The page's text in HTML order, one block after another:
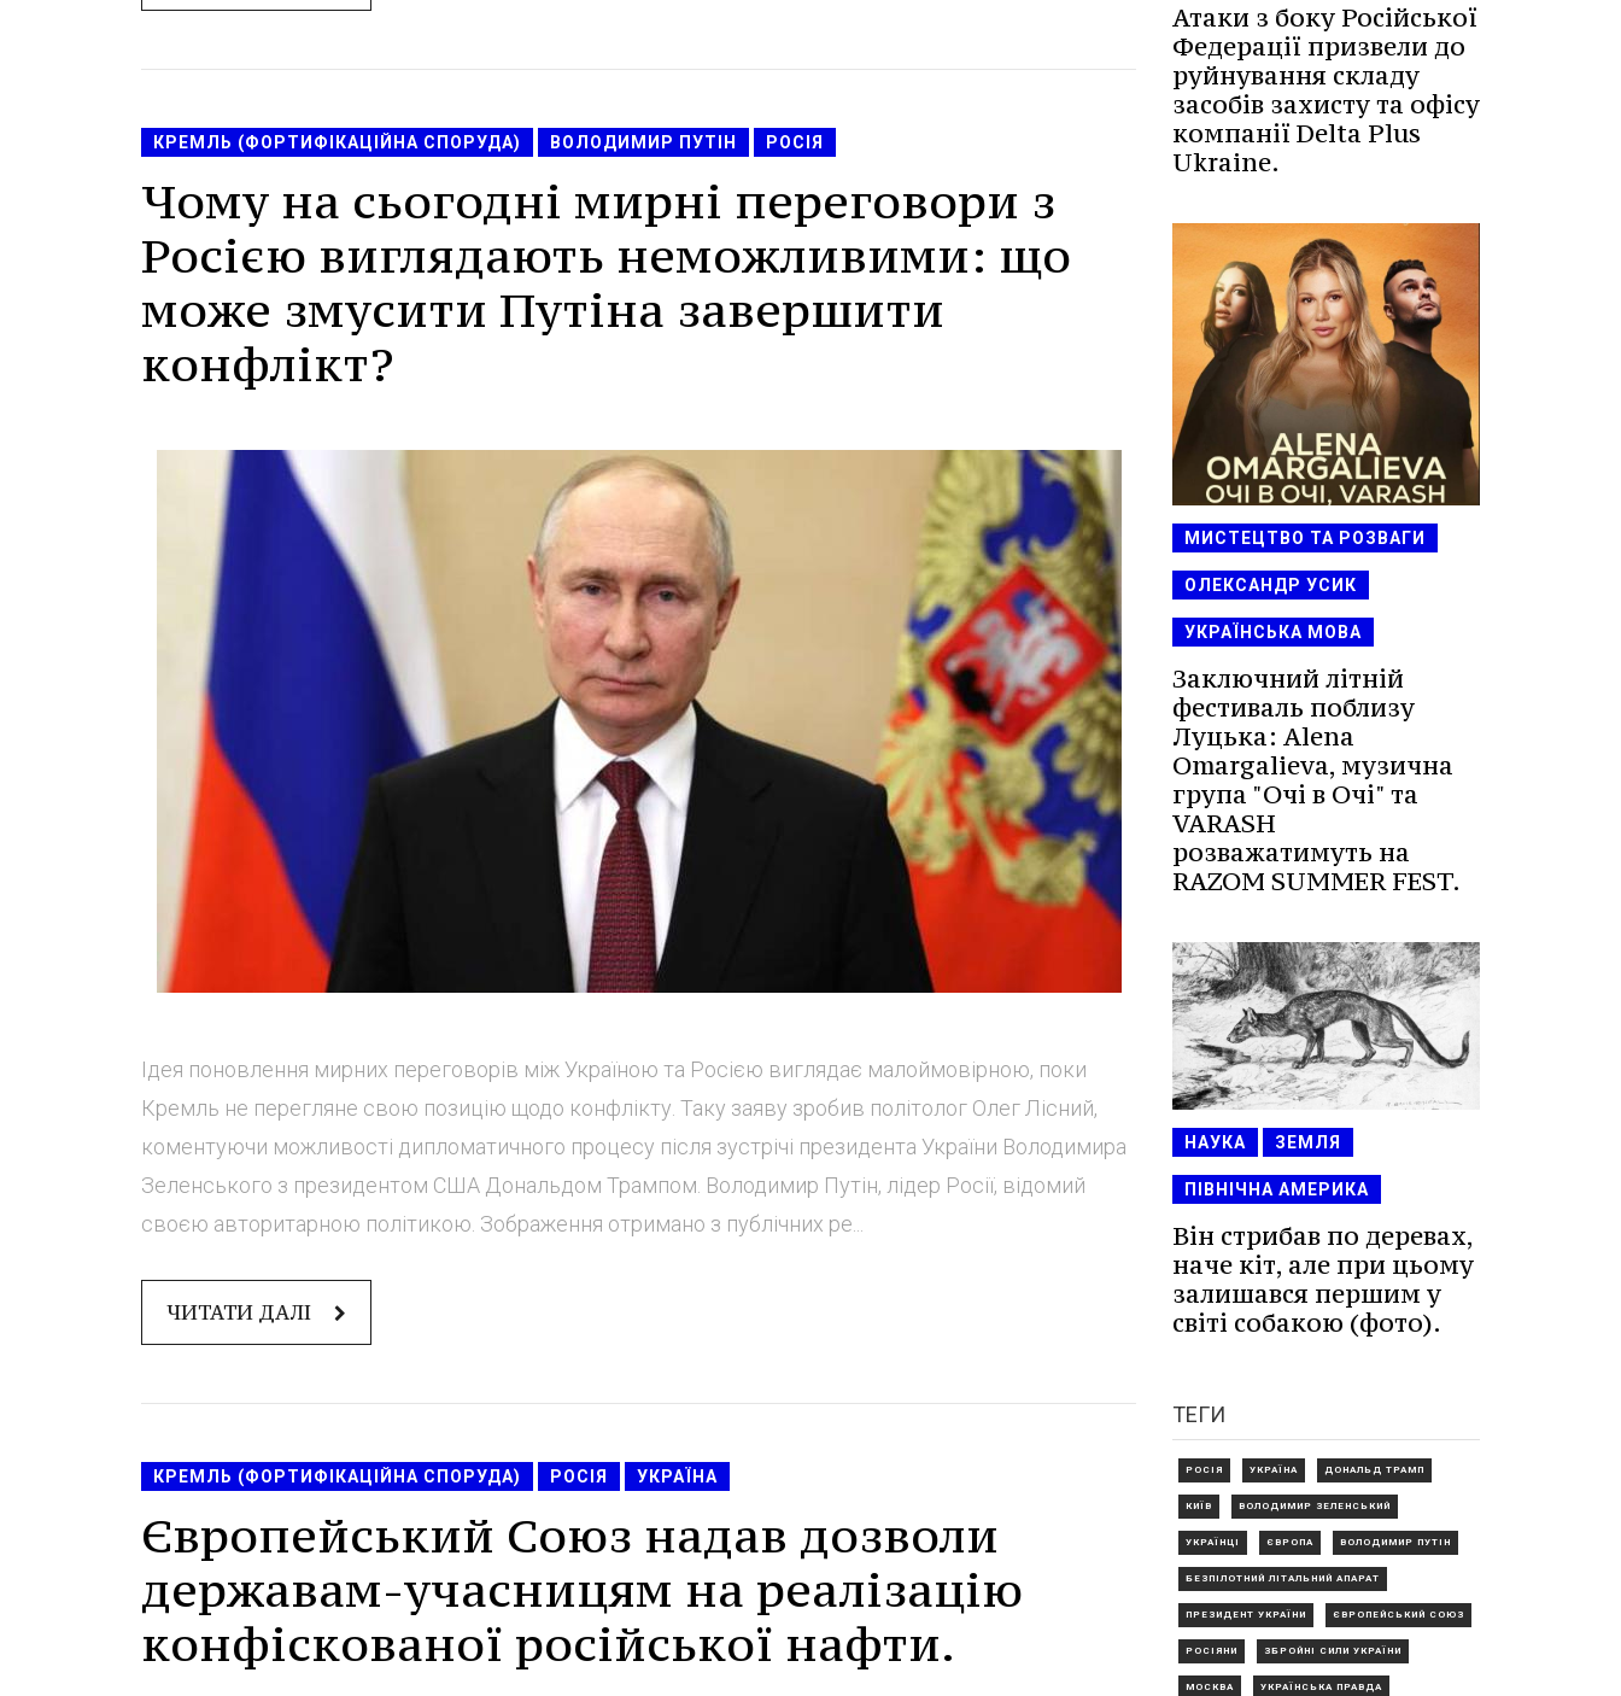
КРЕМЛЬ (ФОРТИФІКАЦІЙНА СПОРУДА) ВОЛОДИМИР ПУТІН РОСІЯ
Чому на сьогодні мирні переговори з
Росією виглядають неможливими: що
може змусити Путіна завершити
конфлікт?
Ідея поновлення мирних переговорів між Україною та Росією виглядає малоймовірною, поки
Кремль не перегляне свою позицію щодо конфлікту. Таку заяву зробив політолог Олег Лісний,
коментуючи можливості дипломатичного процесу після зустрічі президента України Володимира
Зеленського з президентом США Дональдом Трампом. Володимир Путін, лідер Росії, відомий
своєю авторитарною політикою. Зображення отримано з публічних ре...
ЧИТАТИ ДАЛІ
КРЕМЛЬ (ФОРТИФІКАЦІЙНА СПОРУДА) РОСІЯ УКРАЇНА
Європейський Союз надав дозволи
державам-учасницям на реалізацію
конфіскованої російської нафти.
Атаки з боку Російської
Федерації призвели до
руйнування складу
засобів захисту та офісу
компанії Delta Plus
Ukraine.
МИСТЕЦТВО ТА РОЗВАГИ
ОЛЕКСАНДР УСИК
УКРАЇНСЬКА МОВА
Заключний літній
фестиваль поблизу
Луцька: Alena
Omargalieva, музична
група "Очі в Очі" та
VARASH
розважатимуть на
RAZOM SUMMER FEST.
НАУКА ЗЕМЛЯ
ПІВНІЧНА АМЕРИКА
Він стрибав по деревах,
наче кіт, але при цьому
залишався першим у
світі собакою (фото).
ТЕГИ
РОСІЯ УКРАЇНА ДОНАЛЬД ТРАМП
КИЇВ ВОЛОДИМИР ЗЕЛЕНСЬКИЙ
УКРАЇНЦІ ЄВРОПА ВОЛОДИМИР ПУТІН
БЕЗПІЛОТНИЙ ЛІТАЛЬНИЙ АПАРАТ
ПРЕЗИДЕНТ УКРАЇНИ ЄВРОПЕЙСЬКИЙ СОЮЗ
РОСІЯНИ ЗБРОЙНІ СИЛИ УКРАЇНИ
МОСКВА УКРАЇНСЬКА ПРАВДА